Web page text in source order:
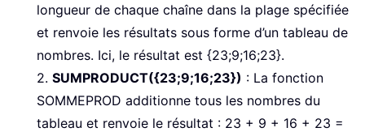
longueur de chaque chaîne dans la plage spécifiée
et renvoie les résultats sous forme d’un tableau de
nombres. Ici, le résultat est {23;9;16;23}.
2. SUMPRODUCT({23;9;16;23}) : La fonction
SOMMEPROD additionne tous les nombres du
tableau et renvoie le résultat : 23 + 9 + 16 + 23 =